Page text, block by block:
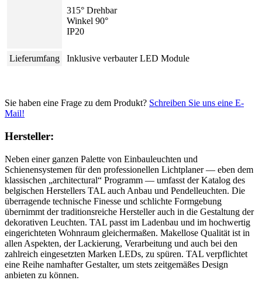
315° Drehbar
Winkel 90°
IP20
Lieferumfang Inklusive verbauter LED Module
Sie haben eine Frage zu dem Produkt? Schreiben Sie uns eine E-
Mail!
Hersteller:
Neben einer ganzen Palette von Einbauleuchten und
Schienensystemen für den professionellen Lichtplaner — eben dem
klassischen „architectural“ Programm — umfasst der Katalog des
belgischen Herstellers TAL auch Anbau und Pendelleuchten. Die
überragende technische Finesse und schlichte Formgebung
übernimmt der traditionsreiche Hersteller auch in die Gestaltung der
dekorativen Leuchten. TAL passt im Ladenbau und im hochwertig
eingerichteten Wohnraum gleichermaßen. Makellose Qualität ist in
allen Aspekten, der Lackierung, Verarbeitung und auch bei den
zahlreich eingesetzten Marken LEDs, zu spüren. TAL verpflichtet
eine Reihe namhafter Gestalter, um stets zeitgemäßes Design
anbieten zu können.